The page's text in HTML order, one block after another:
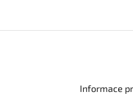
Informace